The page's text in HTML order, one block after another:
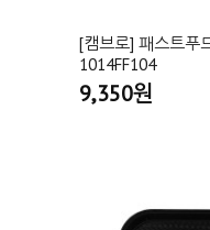
[캠브로] 패스트푸
1014FF104
9,350원